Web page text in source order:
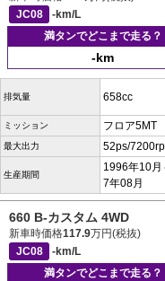
JC08
-km/L
満タンでどこまで走る？
-km
排気量 658cc
ミッション フロア5MT
最大出力 52ps/
生産期間
1996年10月
7年08月
660 B-カスタム 4WD
新車時価格117.9万円(税抜)
JC08
-km/L
満タンでどこまで走る？